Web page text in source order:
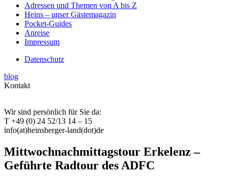
Adressen und Themen von A bis Z
Heins – unser Gästemagazin
Pocket-Guides
Anreise
Impressum
Datenschutz
blog
Kontakt
Wir sind persönlich für Sie da:
T +49 (0) 24 52/13 14 – 15
info(at)heinsberger-land(dot)de
Mittwochnachmittagstour Erkelenz –
Geführte Radtour des ADFC